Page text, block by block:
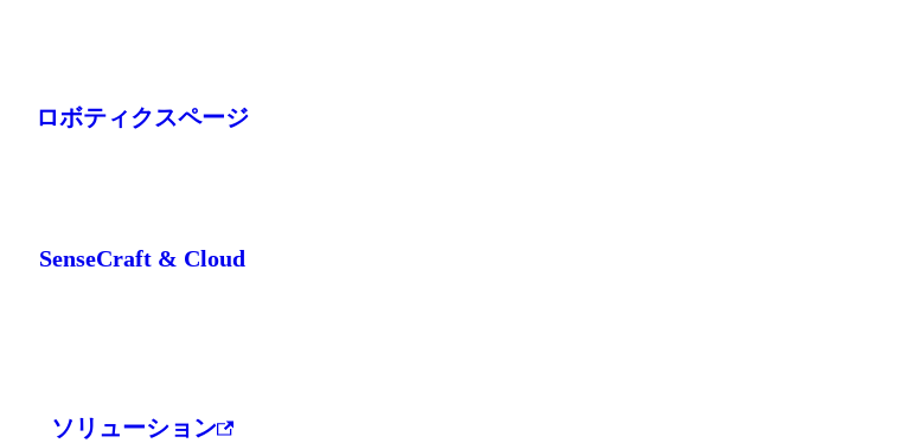
ロボティクスページ
SenseCraft & Cloud
ソリューション